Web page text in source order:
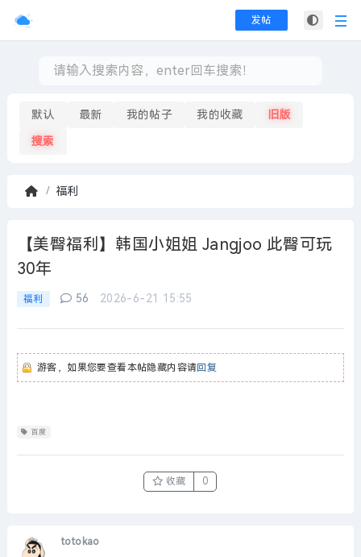
发帖
默认 最新 我的帖子 我的收藏 旧版
搜索
页
福利
【美臀福利】韩国小姐姐 Jangjoo 此臀可玩
30年
福利 56 2026-6-21 15:55
游客，如果您要查看本帖隐藏内容请回复
百度
收藏 0
totokao